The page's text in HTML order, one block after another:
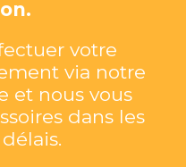
votre
via notre
et nous vous
dans les